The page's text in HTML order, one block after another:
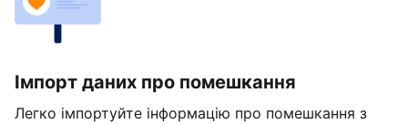
Імпорт даних про помешкання
Легко імпортуйте інформацію про помешкання з